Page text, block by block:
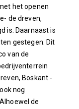
het openen
de dreven,
is. Daarnaast is
gestegen. Dit
van de
Boskant -
nog
de